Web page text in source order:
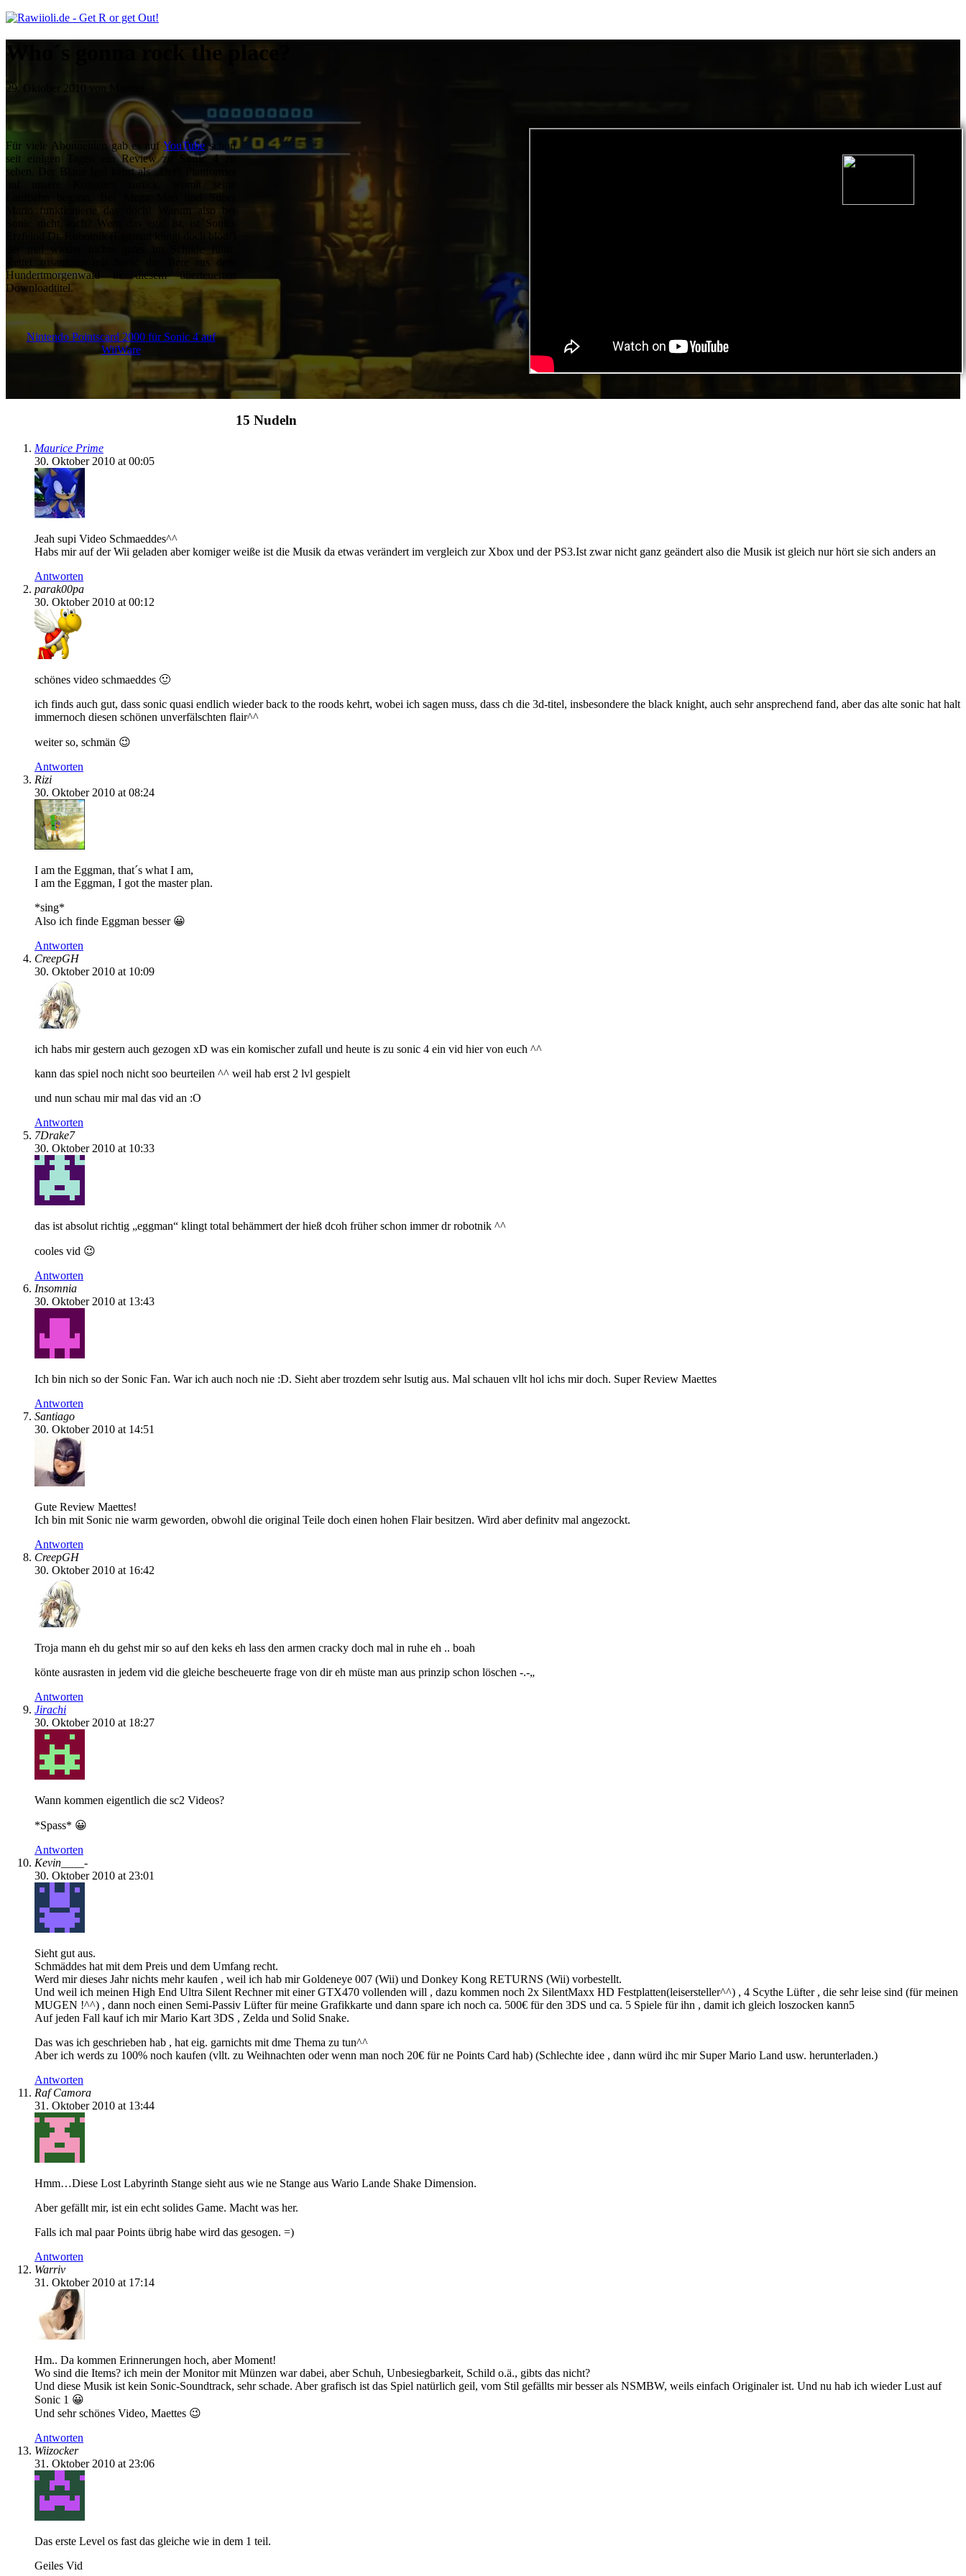
Who´s gonna rock the place?
29. Oktober 2010 von Maettes
Für viele Abonnenten gab es aufYouTube schon
seit einigen Tagen ein Review zu
Sonic 4zu
sehen. Der Blaue Igel kehrt als „Der“ Plattformer
Mario funktionierte das doch! Warum also bei
Sonic nicht auch? Wem das egal ist, ist Sonics
Erzfeind Dr. Robotnik (Eggman klingt doch blöd!)
der mal wieder nichts gutes im Schilde führt.
Rettet zusammen mit Sonic die Tiere aus dem
Hundertmorgenwald in diesem überteuerten
Downloadtitel.
Nintendo Pointscard 2000 für Sonic 4 auf
WiiWare
15 Nudeln
Maurice Prime
30. Oktober 2010 at 00:05
Jeah supi Video Schmaeddes^^
Habs mir auf der Wii geladen aber komiger weiße ist die Musik da etwas verändert im vergleich zur Xbox und der PS3.Ist zwar nicht ganz geändert also die Musik ist gleich nur hört sie sich anders an
Antworten
parak00pa
30. Oktober 2010 at 00:12
schönes video schmaeddes 🙂
ich finds auch gut, dass sonic quasi endlich wieder back to the roods kehrt, wobei ich sagen muss, dass ch die 3d-titel, insbesondere the black knight, auch sehr ansprechend fand, aber das alte sonic hat halt
immernoch diesen schönen unverfälschten flair^^
weiter so, schmän 😉
Antworten
Rizi
30. Oktober 2010 at 08:24
I am the Eggman, that´s what I am,
I am the Eggman, I got the master plan.
*sing*
Also ich finde Eggman besser 😀
Antworten
CreepGH
30. Oktober 2010 at 10:09
ich habs mir gestern auch gezogen xD was ein komischer zufall und heute is zu sonic 4 ein vid hier von euch ^^
kann das spiel noch nicht soo beurteilen ^^ weil hab erst 2 lvl gespielt
und nun schau mir mal das vid an :O
Antworten
7Drake7
30. Oktober 2010 at 10:33
das ist absolut richtig „eggman“ klingt total behämmert der hieß dcoh früher schon immer dr robotnik ^^
cooles vid 😉
Antworten
Insomnia
30. Oktober 2010 at 13:43
Ich bin nich so der Sonic Fan. War ich auch noch nie :D. Sieht aber trozdem sehr lsutig aus. Mal schauen vllt hol ichs mir doch. Super Review Maettes
Antworten
Santiago
30. Oktober 2010 at 14:51
Gute Review Maettes!
Ich bin mit Sonic nie warm geworden, obwohl die original Teile doch einen hohen Flair besitzen. Wird aber definitv mal angezockt.
Antworten
CreepGH
30. Oktober 2010 at 16:42
Troja mann eh du gehst mir so auf den keks eh lass den armen cracky doch mal in ruhe eh .. boah
könte ausrasten in jedem vid die gleiche bescheuerte frage von dir eh müste man aus prinzip schon löschen -.-„
Antworten
Jirachi
30. Oktober 2010 at 18:27
Wann kommen eigentlich die sc2 Videos?
*Spass* 😀
Antworten
Kevin____-
30. Oktober 2010 at 23:01
Sieht gut aus.
Schmäddes hat mit dem Preis und dem Umfang recht.
Werd mir dieses Jahr nichts mehr kaufen , weil ich hab mir Goldeneye 007 (Wii) und Donkey Kong RETURNS (Wii) vorbestellt.
Und weil ich meinen High End Ultra Silent Rechner mit einer GTX470 vollenden will , dazu kommen noch 2x SilentMaxx HD Festplatten(leisersteller^^) , 4 Scythe Lüfter , die sehr leise sind (für meinen
MUGEN !^^) , dann noch einen Semi-Passiv Lüfter für meine Grafikkarte und dann spare ich noch ca. 500€ für den 3DS und ca. 5 Spiele für ihn , damit ich gleich loszocken kann5
Auf jeden Fall kauf ich mir Mario Kart 3DS , Zelda und Solid Snake.
Das was ich geschrieben hab , hat eig. garnichts mit dme Thema zu tun^^
Aber ich werds zu 100% noch kaufen (vllt. zu Weihnachten oder wenn man noch 20€ für ne Points Card hab) (Schlechte idee , dann würd ihc mir Super Mario Land usw. herunterladen.)
Antworten
Raf Camora
31. Oktober 2010 at 13:44
Hmm…Diese Lost Labyrinth Stange sieht aus wie ne Stange aus Wario Lande Shake Dimension.
Aber gefällt mir, ist ein echt solides Game. Macht was her.
Falls ich mal paar Points übrig habe wird das gesogen. =)
Antworten
Warriv
31. Oktober 2010 at 17:14
Hm.. Da kommen Erinnerungen hoch, aber Moment!
Wo sind die Items? ich mein der Monitor mit Münzen war dabei, aber Schuh, Unbesiegbarkeit, Schild o.ä., gibts das nicht?
Und diese Musik ist kein Sonic-Soundtrack, sehr schade. Aber grafisch ist das Spiel natürlich geil, vom Stil gefällts mir besser als NSMBW, weils einfach Originaler ist. Und nu hab ich wieder Lust auf
Sonic 1 😀
Und sehr schönes Video, Maettes 😉
Antworten
Wiizocker
31. Oktober 2010 at 23:06
Das erste Level os fast das gleiche wie in dem 1 teil.
Geiles Vid